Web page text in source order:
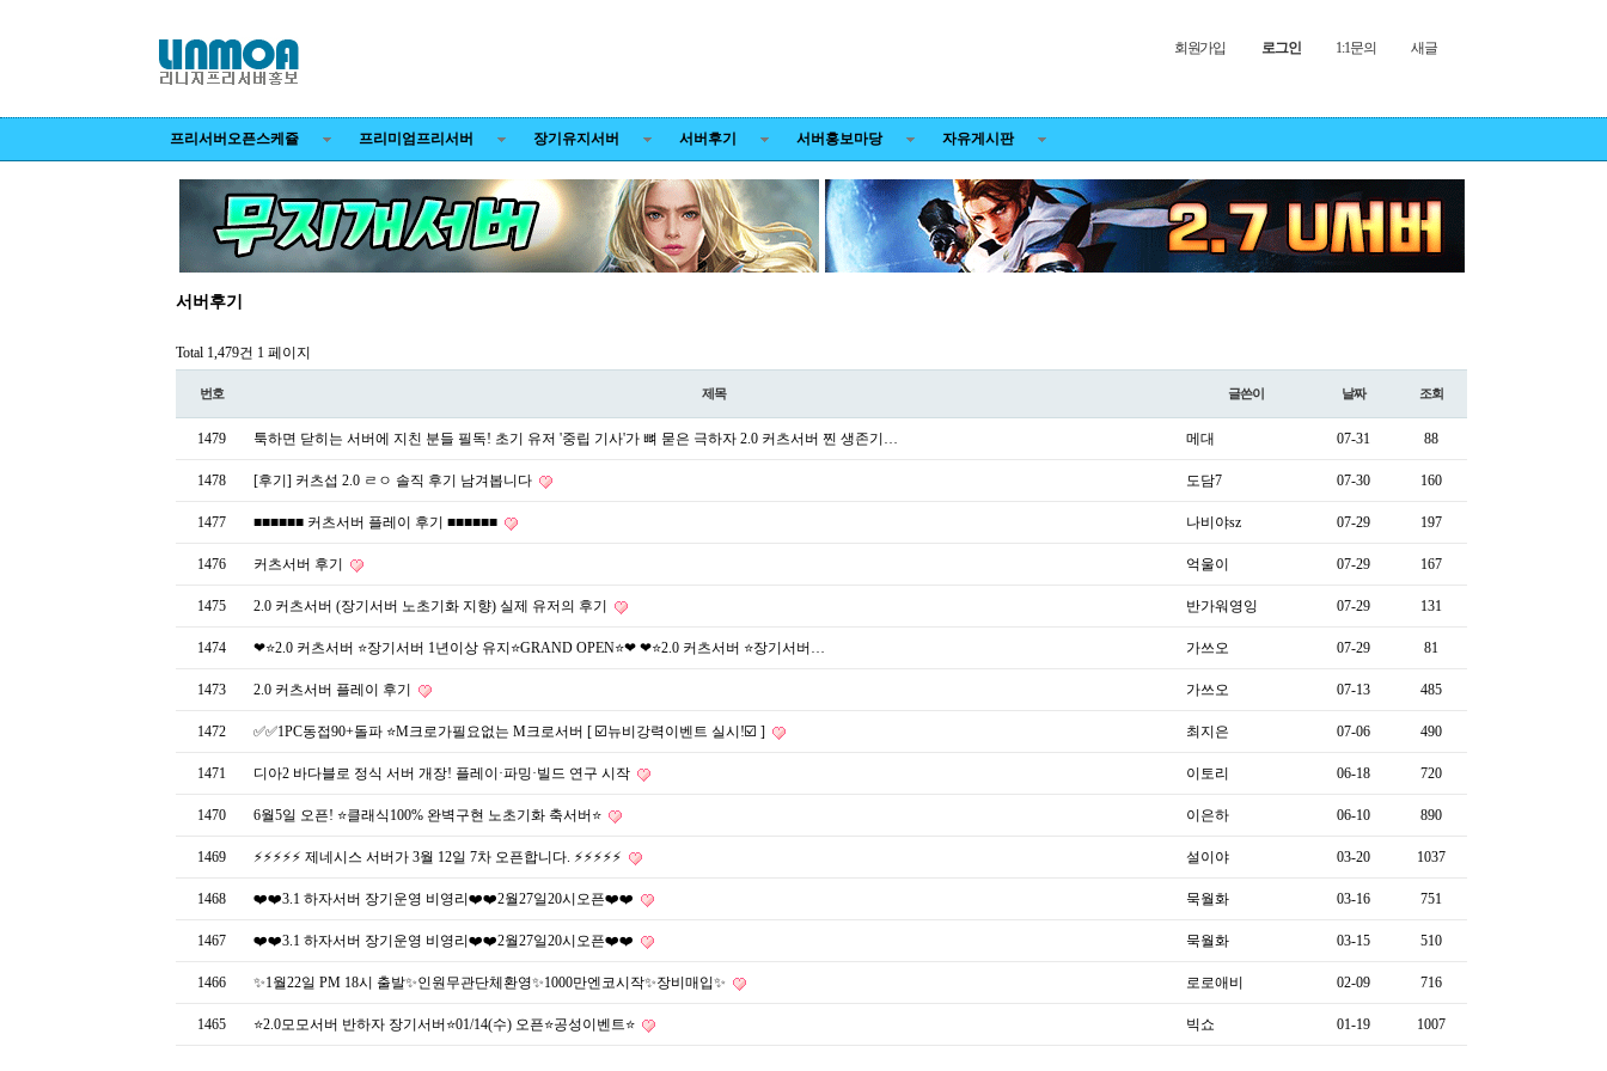
회원가입 로그인 1:1문의 새글
프리서버오픈스케쥴 프리미엄프리서버 장기유지서버 서버후기 서버홍보마당 자유게시판
서버후기
Total 1,479건 1 페이지
번호 제목 글쓴이 날짜 조회
1479 툭하면 닫히는 서버에 지친 분들 필독! 초기 유저 '중립 기사'가 뼈 묻은 극하자 2.0 커츠서버 찐 생존기… 메대 07-31 88
1478 [후기] 커츠섭 2.0 ㄹㅇ 솔직 후기 남겨봅니다 도담7 07-30 160
1477 ■■■■■■ 커츠서버 플레이 후기 ■■■■■■ 나비야sz 07-29 197
1476 커츠서버 후기 억울이 07-29 167
1475 2.0 커츠서버 (장기서버 노초기화 지향) 실제 유저의 후기 반가워영잉 07-29 131
1474 ❤⭐️2.0 커츠서버 ⭐️장기서버 1년이상 유지⭐️GRAND OPEN⭐❤ ❤⭐️2.0 커츠서버 ⭐️장기서버… 가쓰오 07-29 81
1473 2.0 커츠서버 플레이 후기 가쓰오 07-13 485
1472 ✅✅1PC동접90+돌파 ⭐M크로가필요없는 M크로서버 [ ☑️뉴비강력이벤트 실시!☑️ ] 최지은 07-06 490
1471 디아2 바다블로 정식 서버 개장! 플레이·파밍·빌드 연구 시작 이토리 06-18 720
1470 6월5일 오픈! ⭐️클래식100% 완벽구현 노초기화 축서버⭐️ 이은하 06-10 890
1469 ⚡⚡⚡⚡⚡ 제네시스 서버가 3월 12일 7차 오픈합니다. ⚡⚡⚡⚡⚡ 설이야 03-20 1037
1468 ❤️❤️3.1 하자서버 장기운영 비영리❤️❤️2월27일20시오픈❤️❤️ 묵월화 03-16 751
1467 ❤️❤️3.1 하자서버 장기운영 비영리❤️❤️2월27일20시오픈❤️❤️ 묵월화 03-15 510
1466 ✨1월22일 PM 18시 출발✨인원무관단체환영✨1000만엔코시작✨장비매입✨ 로로애비 02-09 716
1465 ⭐2.0모모서버 반하자 장기서버⭐01/14(수) 오픈⭐공성이벤트⭐ 빅쇼 01-19 1007